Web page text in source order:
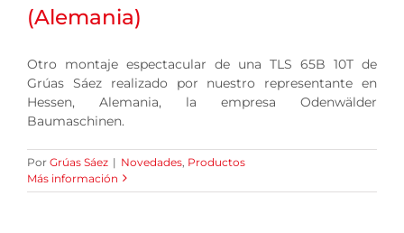
(Alemania)
Otro montaje espectacular de una TLS 65B 10T de
Grúas Sáez realizado por nuestro representante en
Hessen, Alemania, la empresa Odenwälder
Baumaschinen.
Por Grúas Sáez | Novedades Productos
Más información